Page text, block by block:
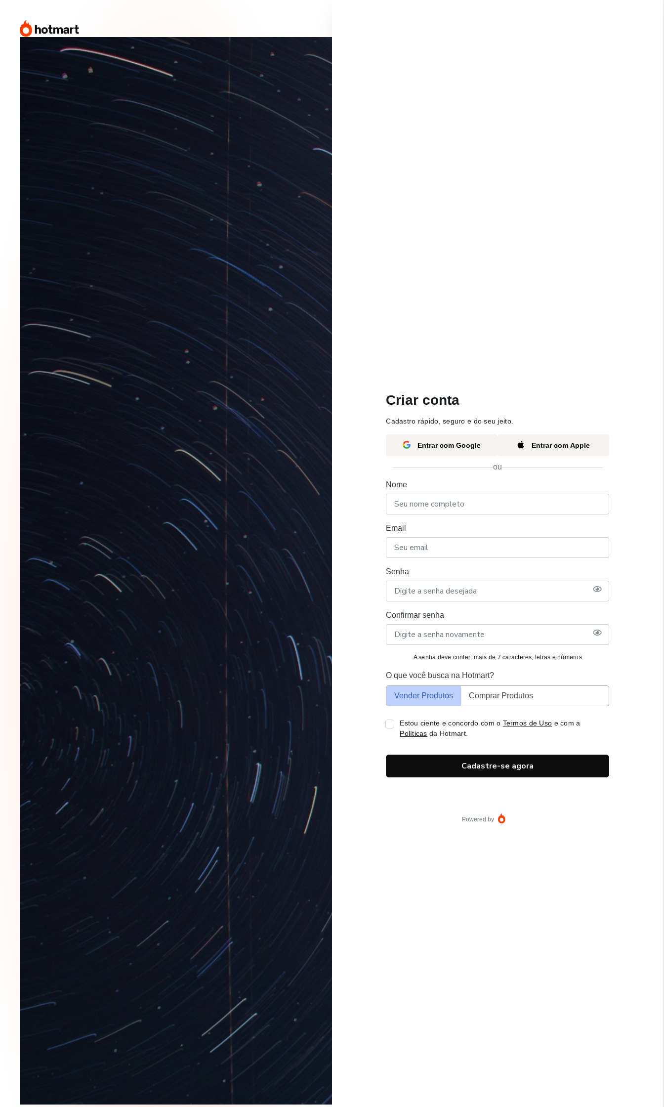
Criar conta
Cadastro rápido, seguro e do seu jeito.
Entrar com Google Entrar com Apple
ou
Nome
Email
Senha
Confirmar senha
A senha deve conter: mais de 7 caracteres, letras e números
O que você busca na Hotmart?
Vender Produtos Comprar Produtos
Estou ciente e concordo com o Termos de Uso e com a
Políticas da Hotmart.
Cadastre-se agora
Powered by